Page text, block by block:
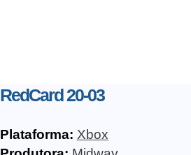
RedCard 20-03
Plataforma: Xbox